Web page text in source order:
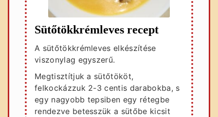
Sütőtökkrémleves recept
A sütőtökkrémleves elkészítése
viszonylag egyszerű.
Megtisztítjuk a sütőtököt,
felkockázzuk 2-3 centis darabokba, s
egy nagyobb tepsiben egy rétegbe
rendezve betesszük a sütőbe kicsit